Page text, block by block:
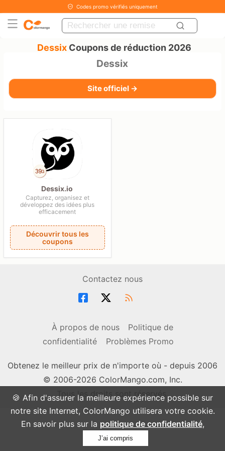
🍪 Afin d'assurer la meilleure expérience possible sur
notre site Internet, ColorMango utilisera votre cookie.
En savoir plus sur la politique de confidentialité,
J’ai compris
Codes promo vérifiés uniquement
DessixCoupons de réduction 2026
Dessix
Site officiel →
Dessix.io
Capturez, organisez et
développez des idées plus
efficacement
Découvrir tous les
coupons
Contactez nous
À propos de nous
Politique de
confidentialité
Problèmes Promo
Obtenez le meilleur prix de n'importe où - depuis 2006
© 2006-2026 ColorMango.com, Inc.
Tous les droits sont réservés.